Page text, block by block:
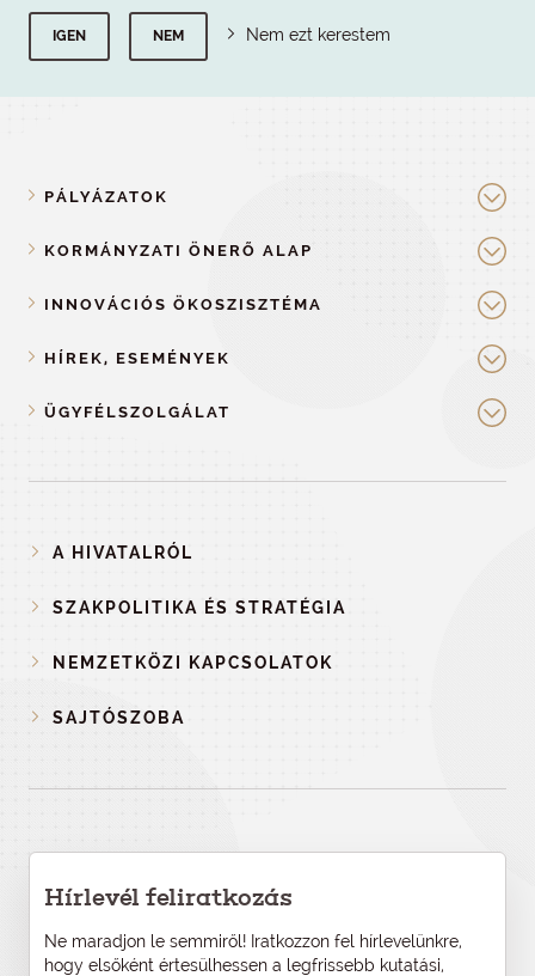
IGEN NEM Nem ezt kerestem
PÁLYÁZATOK
KORMÁNYZATI ÖNERŐ ALAP
INNOVÁCIÓS ÖKOSZISZTÉMA
HÍREK, ESEMÉNYEK
ÜGYFÉLSZOLGÁLAT
A HIVATALRÓL
SZAKPOLITIKA ÉS STRATÉGIA
NEMZETKÖZI KAPCSOLATOK
SAJTÓSZOBA
Hírlevél feliratkozás
Ne maradjon le semmiről! Iratkozzon fel hírlevelünkre,
hogy elsőként értesülhessen a legfrissebb kutatási,